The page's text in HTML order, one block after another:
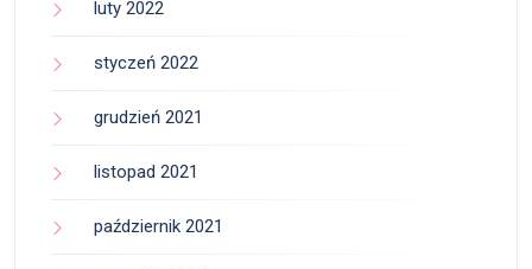
luty 2022
styczeń 2022
grudzień 2021
listopad 2021
październik 2021